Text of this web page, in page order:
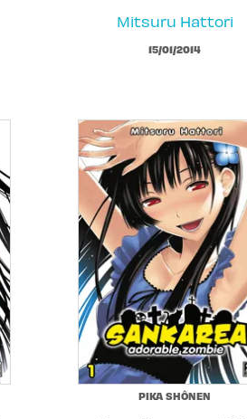
Mitsuru Hattori
15/01/2014
PIKA SHÔNEN